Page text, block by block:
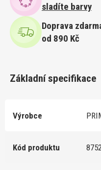
sladíte barvy
Doprava
od 890 Kč
Základní specifikace
Výrobce
Kód produktu